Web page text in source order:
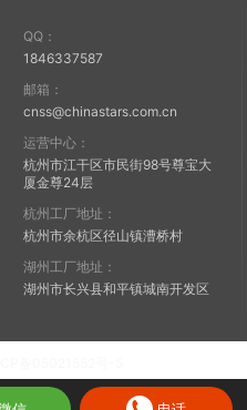
QQ：
1846337587
邮箱：
cnss@chinastars.com.cn
运营中心：
杭州市江干区市民街98号尊宝大
厦金尊24层
杭州工厂地址：
杭州市余杭区径山镇漕桥村
湖州工厂地址：
湖州市长兴县和平镇城南开发区